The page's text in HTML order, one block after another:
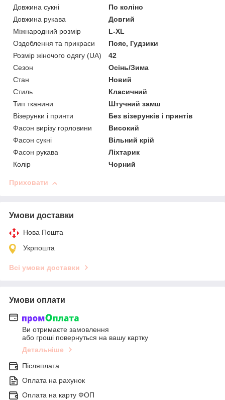
Довжина сукні
По коліно
Довжина рукава
Довгий
Міжнародний розмір
L-XL
Оздоблення та прикраси
Пояс, Гудзики
Розмір жіночого одягу (UA)
42
Сезон
Осінь/Зима
Стан
Новий
Стиль
Класичний
Тип тканини
Штучний замш
Візерунки і принти
Без візерунків і принтів
Фасон вирізу горловини
Високий
Фасон сукні
Вільний крій
Фасон рукава
Ліхтарик
Колір
Чорний
Приховати
Умови доставки
Нова Пошта
Укрпошта
Всі умови доставки
Умови оплати
Ви отримаєте замовлення
або гроші повернуться на вашу картку
Детальніше
Післяплата
Оплата на рахунок
Оплата на карту ФОП